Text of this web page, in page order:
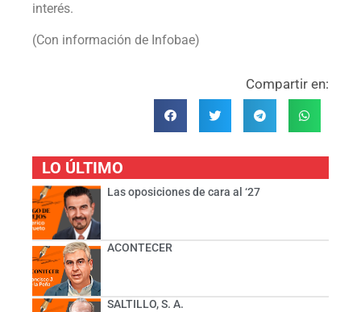
interés.
(Con información de Infobae)
Compartir en:
LO ÚLTIMO
Las oposiciones de cara al ‘27
ACONTECER
SALTILLO, S. A.